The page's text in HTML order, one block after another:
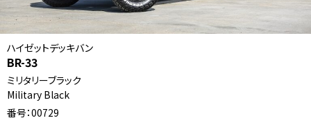
ハイゼットデッキバン
BR-33
ミリタリーブラック
Military Black
番号：00729